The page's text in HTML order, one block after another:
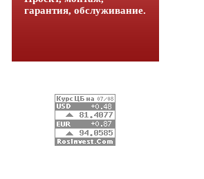
гарантия, обслуживание.